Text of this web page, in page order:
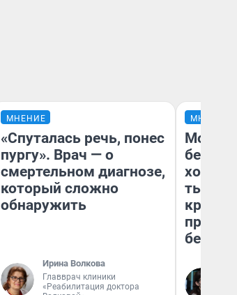
МНЕНИЕ
«Спуталась речь, понес
пургу». Врач — о
смертельном диагнозе,
который сложно
обнаружить
Ирина Волкова
Главврач клиники
«Реабилитация доктора
МНЕНИЕ
Мой
хотела
тысяч,